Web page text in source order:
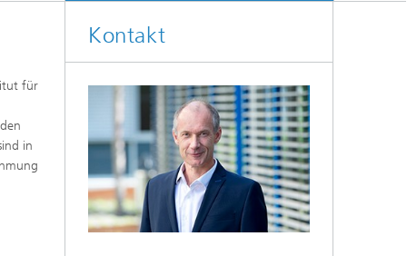
®
Stadtbauphysikalische Modellierung
Markttechnische Umsetzung
Aktuelle Forschungsthemen
für
in
Kontakt